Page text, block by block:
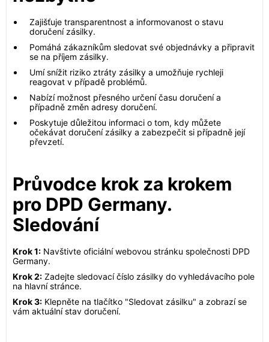
Zajišťuje transparentnost a informovanost o stavu
doručení zásilky.
Pomáhá zákazníkům sledovat své objednávky a připravit
se na příjem zásilky.
Umí snížit riziko ztráty zásilky a umožňuje rychleji
reagovat v případě problémů.
Nabízí možnost přesného určení času doručení a
případně změn adresy doručení.
Poskytuje důležitou informaci o tom, kdy můžete
očekávat doručení zásilky a zabezpečit si případně její
převzetí.
Průvodce krok za krokem
pro DPD Germany.
Sledování
Krok 1: Navštivte oficiální webovou stránku společnosti DPD
Germany.
Krok 2: Zadejte sledovací číslo zásilky do vyhledávacího pole
na hlavní stránce.
Krok 3: Klepněte na tlačítko "Sledovat zásilku" a zobrazí se
vám aktuální stav doručení.